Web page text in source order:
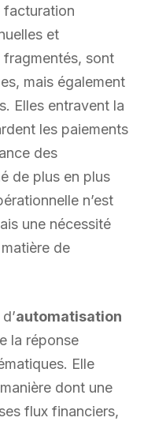
facturation
et
sont
mais également
Elles entravent la
les paiements
des
de plus en plus
n’est
une nécessité
de
automatisation
la réponse
Elle
dont une
flux financiers,